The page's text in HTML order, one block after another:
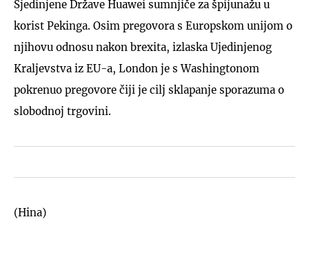
Sjedinjene Države Huawei sumnjiče za špijunažu u
korist Pekinga. Osim pregovora s Europskom unijom o
njihovu odnosu nakon brexita, izlaska Ujedinjenog
Kraljevstva iz EU-a, London je s Washingtonom
pokrenuo pregovore čiji je cilj sklapanje sporazuma o
slobodnoj trgovini.
(Hina)